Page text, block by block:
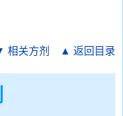
相关方剂 ▲ 返回目录